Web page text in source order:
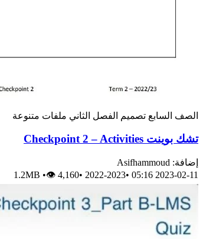
الصف السابع تصميم الفصل الثاني ملفات متنوعة
تشك بوينت Checkpoint 2 – Activities
إضافة: Asifhammoud
2023-02-11 05:16
•
2022-2023
•
1.2MB •👁 4,160